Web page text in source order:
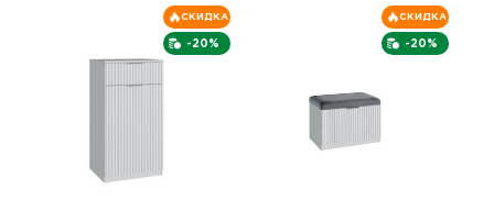
-20%
СКИДКА
-20%
СКИДКА